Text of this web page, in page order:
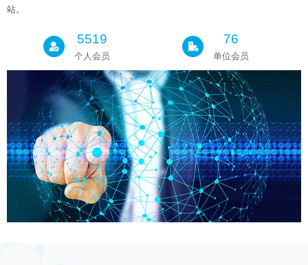
站。
5519
个人会员
76
单位会员